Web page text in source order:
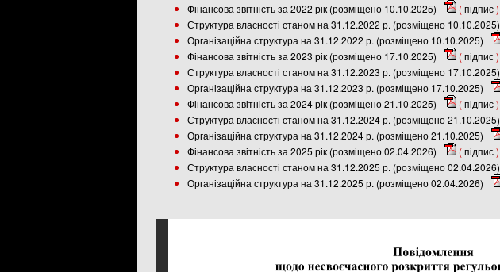
Фінансова звітність за 2022 рік (розміщено 10.10.2025)
(підпис)
Структура власності станом на 31.12.2022 р. (розміщено 10.10.2025)
Організаційна структура на 31.12.2022 р. (розміщено 10.10.2025)
Фінансова звітність за 2023 рік (розміщено 17.10.2025)
(підпис)
Структура власності станом на 31.12.2023 р. (розміщено 17.10.2025)
Організаційна структура на 31.12.2023 р. (розміщено 17.10.2025)
Фінансова звітність за 2024 рік (розміщено 21.10.2025)
(підпис)
Структура власності станом на 31.12.2024 р. (розміщено 21.10.2025)
Організаційна структура на 31.12.2024 р. (розміщено 21.10.2025)
Фінансова звітність за 2025 рік (розміщено 02.04.2026)
(підпис)
Структура власності станом на 31.12.2025 р. (розміщено 02.04.2026)
Організаційна структура на 31.12.2025 р. (розміщено 02.04.2026)